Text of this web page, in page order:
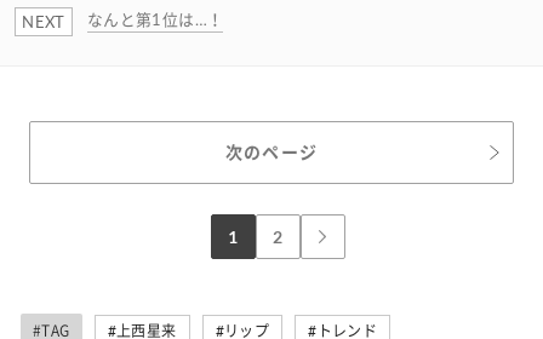
なんと第1位は…！
次のページ
1 2
#TAG #上西星来 #リップ #トレンド